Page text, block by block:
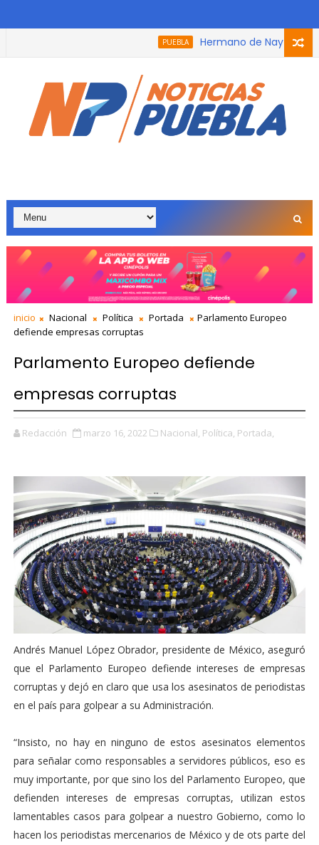
PUEBLA
Hermano de Nay Salvatori
inicio Nacional Política Portada
Parlamento Europeo
defiende empresas corruptas
Parlamento Europeo defiende
empresas corruptas
Redacción marzo 16, 2022 Nacional, Política, Portada,
Andrés Manuel López Obrador, presidente de México, aseguró
que el Parlamento Europeo defiende intereses de empresas
corruptas y dejó en claro que usa los asesinatos de periodistas
en el país para golpear a su Administración.
“Insisto, no hay en ninguno de estos asesinatos elementos
para señalar como responsables a servidores públicos, eso es
muy importante, por que sino los del Parlamento Europeo, que
defienden intereses de empresas corruptas, utilizan estos
lamentables casos para golpear a nuestro Gobierno, como lo
hacen los periodistas mercenarios de México y de ots parte del